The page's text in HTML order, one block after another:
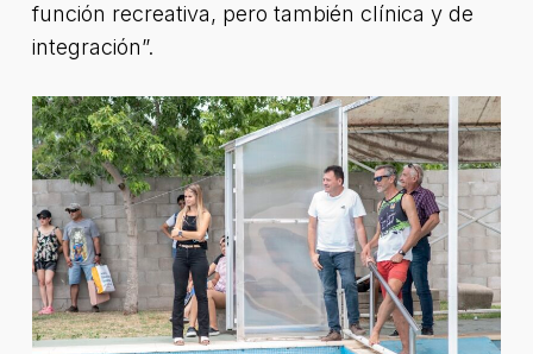
función recreativa, pero también clínica y de
integración”.